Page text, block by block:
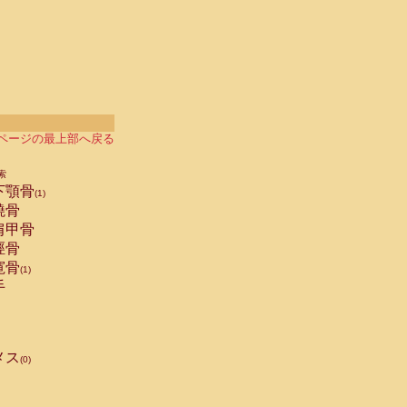
ージの最上部へ戻る
顎骨(1)
骨
甲骨
骨
骨(1)
ス(0)